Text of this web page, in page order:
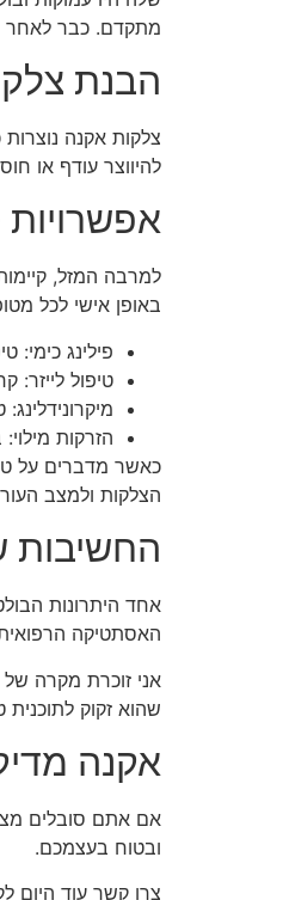
מתקדם. כבר לאחר
הבנת
צלקות אקנה
להיווצר עודף או
אפשרויות
למרבה המזל,
באופן אישי לכל
פילינג
טיפול לייזר:
הזרקות
כאשר מדברים על
הצלקות ולמצב
האסתטיקה
אני זוכרת מקרה
שהוא זקוק
אקנה
אם אתם סובלים
ובטוח בעצמכם.
צרו קשר עוד היום